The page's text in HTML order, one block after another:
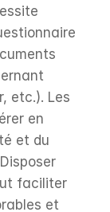
etc.). Les
en
et du
faciliter
et